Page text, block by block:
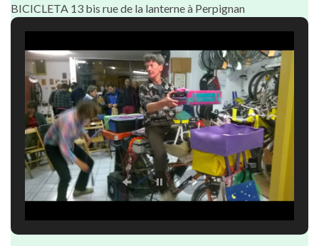
BICICLETA 13 bis rue de la lanterne à Perpignan